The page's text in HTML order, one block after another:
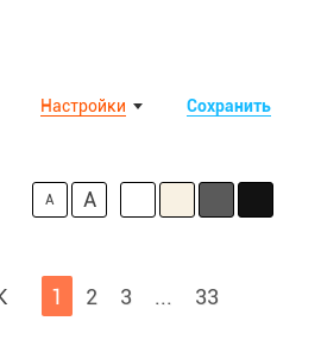
Сохранить
Настройки
A A
1 2 3 ... 33